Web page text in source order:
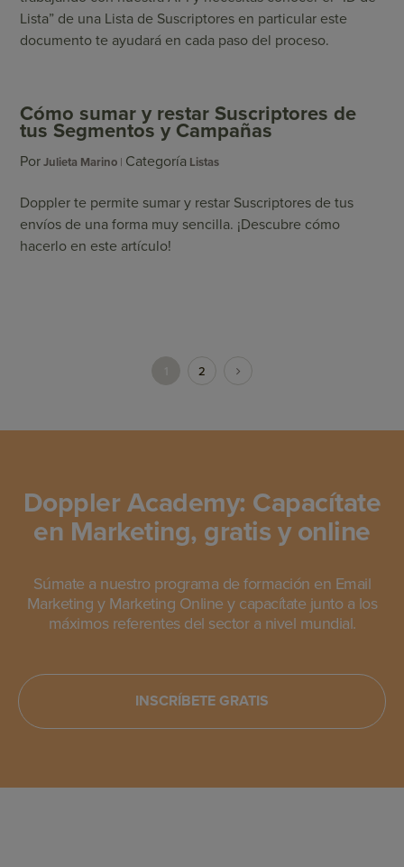
Lista” de una Lista de Suscriptores en particular este
documento te ayudará en cada paso del proceso.
Cómo sumar y restar Suscriptores de
tus Segmentos y Campañas
Por Julieta Marino Categoría Listas
Doppler te permite sumar y restar Suscriptores de tus
envíos de una forma muy sencilla. ¡Descubre cómo
hacerlo en este artículo!
2
Doppler Academy: Capacítate
en Marketing, gratis y online
Súmate a nuestro programa de formación en Email
Marketing y Marketing Online y capacítate junto a los
máximos referentes del sector a nivel mundial.
INSCRÍBETE GRATIS